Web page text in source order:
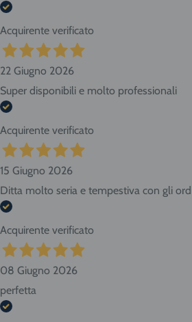
Acquirente verificato
22 Giugno 2026
Super disponibili e molto professionali
Acquirente verificato
15 Giugno 2026
Ditta molto seria e tempestiva con gli
Acquirente verificato
08 Giugno 2026
perfetta